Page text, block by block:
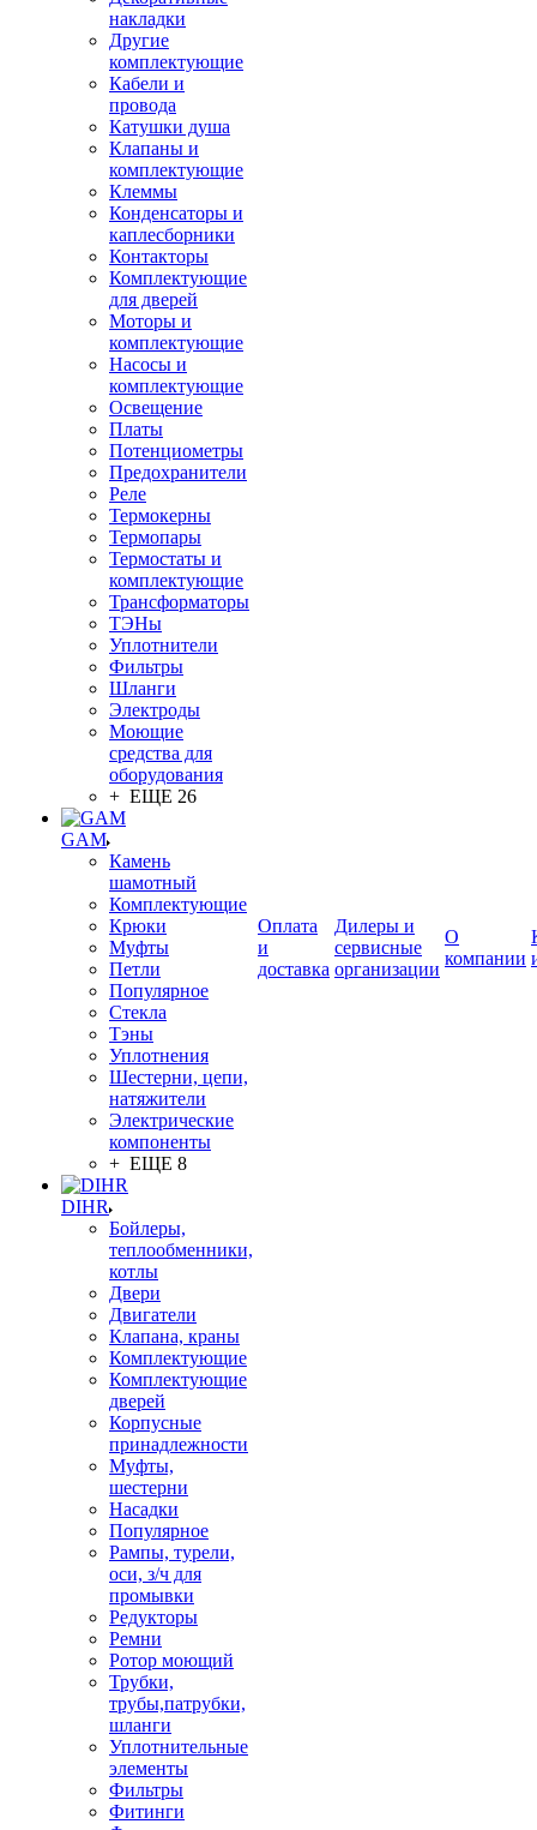
накладки
Другие
комплектующие
Кабели и
провода
Катушки душа
Клапаны и
комплектующие
Клеммы
Конденсаторы и
каплесборники
Контакторы
Комплектующие
для дверей
Моторы и
комплектующие
Насосы и
комплектующие
Освещение
Платы
Потенциометры
Предохранители
Реле
Термокерны
Термопары
Термостаты и
комплектующие
Трансформаторы
ТЭНы
Уплотнители
Фильтры
Шланги
Электроды
Моющие
средства для
оборудования
+ ЕЩЕ 26
GAM
Камень
шамотный
Комплектующие
Крюки
Муфты
Петли
Популярное
Стекла
Тэны
Уплотнения
Шестерни, цепи,
натяжители
Электрические
компоненты
+ ЕЩЕ 8
DIHR
Бойлеры,
теплообменники,
котлы
Двери
Двигатели
Клапана, краны
Комплектующие
Комплектующие
дверей
Корпусные
принадлежности
Муфты,
шестерни
Насадки
Популярное
Рампы, турели,
оси, з/ч для
промывки
Редукторы
Ремни
Ротор моющий
Трубки,
трубы,патрубки,
шланги
Уплотнительные
элементы
Фильтры
Фитинги
Оплата
и
доставка
Дилеры и
сервисные
организации
О
компании